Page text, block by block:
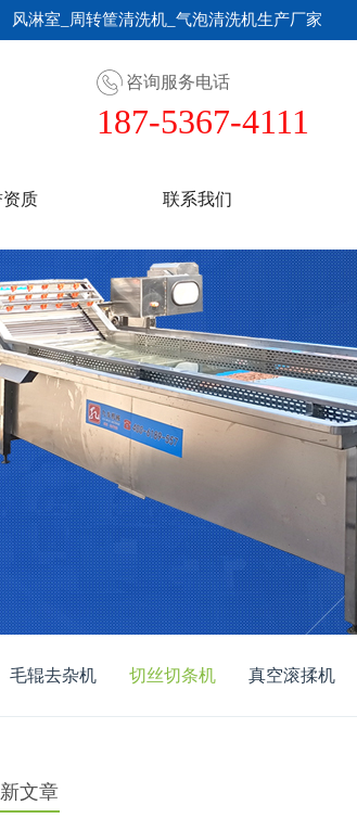
风淋室_周转筐清洗机_气泡清洗机生产厂家
咨询服务电话
187-5367-4111
质 联系我们
毛辊去杂机 切丝切条机 真空滚揉机
文章